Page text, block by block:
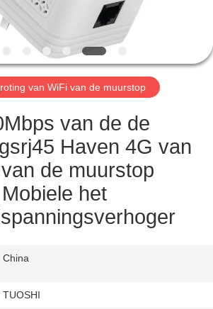
van WiFi van de muurstop
van de de
Haven 4G van
de muurstop
Mobiele het
China
TUOSHI